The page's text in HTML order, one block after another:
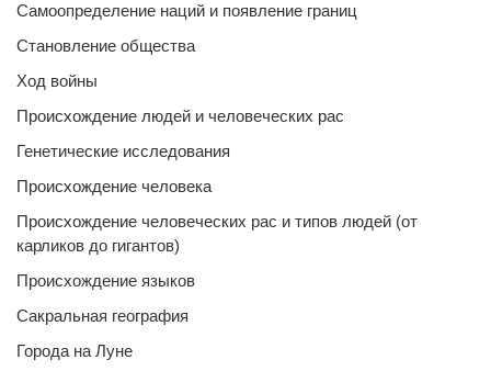
Самоопределение наций и появление границ
Становление общества
Ход войны
Происхождение людей и человеческих рас
Генетические исследования
Происхождение человека
Происхождение человеческих рас и типов людей (от
карликов до гигантов)
Происхождение языков
Сакральная география
Города на Луне